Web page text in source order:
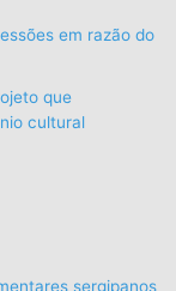
em razão do
que
cultural
sergipanos